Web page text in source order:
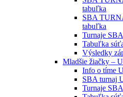
tabuľka
SBA
tabuľka
Turnaje
Tabuľka
Výsledky
Mladšie žiačky –
Info o tíme
SBA turnaj
Turnaje